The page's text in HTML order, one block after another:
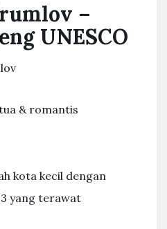
–
UNESCO
& romantis
kota kecil dengan
yang terawat